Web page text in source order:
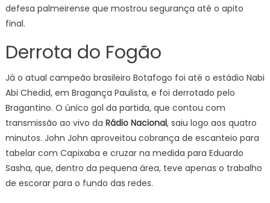
defesa palmeirense que mostrou segurança até o apito
final.
Derrota do Fogão
Já o atual campeão brasileiro Botafogo foi até o estádio Nabi
Abi Chedid, em Bragança Paulista, e foi derrotado pelo
Bragantino. O único gol da partida, que contou com
transmissão ao vivo da Rádio Nacional, saiu logo aos quatro
minutos. John John aproveitou cobrança de escanteio para
tabelar com Capixaba e cruzar na medida para Eduardo
Sasha, que, dentro da pequena área, teve apenas o trabalho
de escorar para o fundo das redes.